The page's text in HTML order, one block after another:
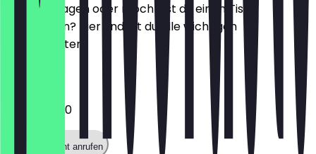
Hast du Fragen oder möchtest du einen Tisch
reservieren? Hier findest du alle wichtigen
Kontaktdaten.
06971165150
Restaurant anrufen